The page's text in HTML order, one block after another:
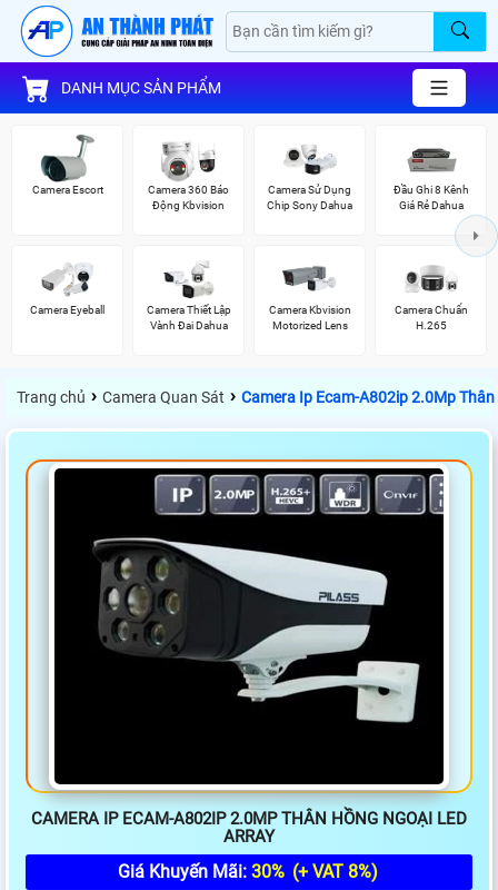
DANH MỤC SẢN PHẨM
Camera Escort
Camera 360 Báo
Động Kbvision
Camera Sử Dụng
Chip Sony Dahua
Đầu Ghi 8 Kênh
Giá Rẻ Dahua
Camera Eyeball
Camera Thiết Lập
Vành Đai Dahua
Camera Kbvision
Motorized Lens
Camera Chuẩn
H.265
Trang chủ › Camera Quan Sát › Camera Ip Ecam-A802ip 2.0Mp
CAMERA IP ECAM-A802IP 2.0MP THÂN HỒNG NGOẠI LED
ARRAY
Giá Khuyến Mãi: 30% (+ VAT 8%)